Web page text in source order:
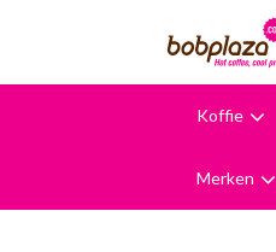
Koffie
Merken